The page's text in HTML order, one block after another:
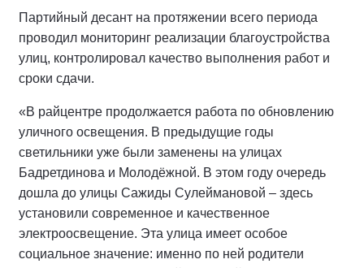
Партийный десант на протяжении всего периода
проводил мониторинг реализации благоустройства
улиц, контролировал качество выполнения работ и
сроки сдачи.
«В райцентре продолжается работа по обновлению
уличного освещения. В предыдущие годы
светильники уже были заменены на улицах
Бадретдинова и Молодёжной. В этом году очередь
дошла до улицы Сажиды Сулеймановой – здесь
установили современное и качественное
электроосвещение. Эта улица имеет особое
социальное значение: именно по ней родители